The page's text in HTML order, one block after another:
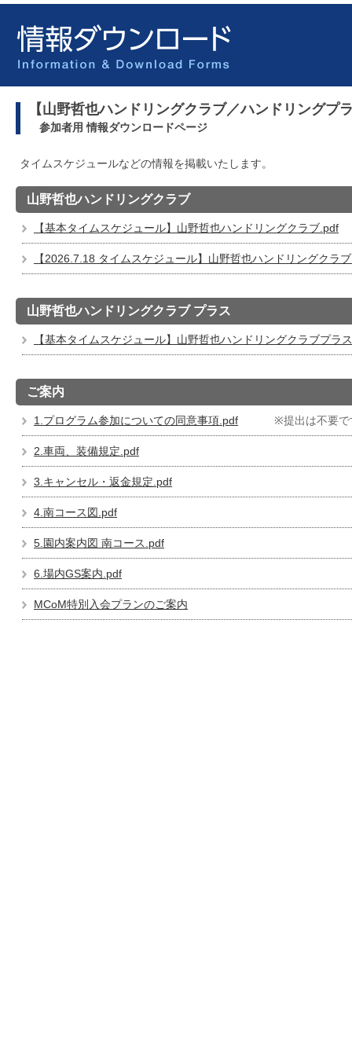
【山野哲也ハンドリングクラブ／ハンドリングプ
参加者用 情報ダウンロードページ
タイムスケジュールなどの情報を掲載いたします。
山野哲也ハンドリングクラブ
【基本タイムスケジュール】山野哲也ハンドリングクラブ.pdf
【2026.7.18 タイムスケジュール】山野哲也ハンドリングクラ
山野哲也ハンドリングクラブ プラス
【基本タイムスケジュール】山野哲也ハンドリングクラブプラ
ご案内
1.プログラム参加についての同意事項.pdf ※提出は不要で
2.車両、装備規定.pdf
3.キャンセル・返金規定.pdf
4.南コース図.pdf
5.園内案内図 南コース.pdf
6.場内GS案内.pdf
MCoM特別入会プランのご案内